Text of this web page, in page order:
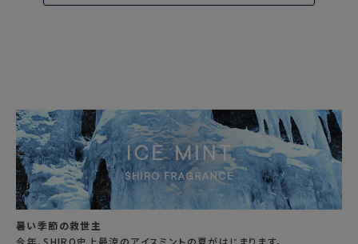
暑い季節の救世主
今年、SHIRO史上最涼のアイスミントの夏がはじまります。